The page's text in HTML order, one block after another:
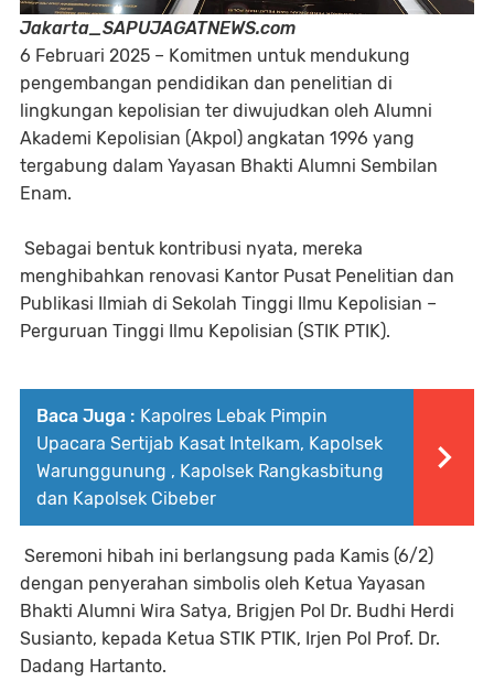
Jakarta_SAPUJAGATNEWS.com
6 Februari 2025 – Komitmen untuk mendukung
pengembangan pendidikan dan penelitian di
lingkungan kepolisian ter diwujudkan oleh Alumni
Akademi Kepolisian (Akpol) angkatan 1996 yang
tergabung dalam Yayasan Bhakti Alumni Sembilan
Enam.
Sebagai bentuk kontribusi nyata, mereka
menghibahkan renovasi Kantor Pusat Penelitian dan
Publikasi Ilmiah di Sekolah Tinggi Ilmu Kepolisian –
Perguruan Tinggi Ilmu Kepolisian (STIK PTIK).
Baca Juga : Kapolres Lebak Pimpin
Upacara Sertijab Kasat Intelkam, Kapolsek
Warunggunung , Kapolsek Rangkasbitung
dan Kapolsek Cibeber
Seremoni hibah ini berlangsung pada Kamis (6/2)
dengan penyerahan simbolis oleh Ketua Yayasan
Bhakti Alumni Wira Satya, Brigjen Pol Dr. Budhi Herdi
Susianto, kepada Ketua STIK PTIK, Irjen Pol Prof. Dr.
Dadang Hartanto.